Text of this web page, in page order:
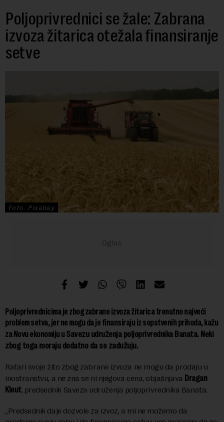
Poljoprivrednici se žale: Zabrana
izvoza žitarica otežala finansiranje
setve
Foto: Pixabay
Poljoprivrednicima je zbog zabrane izvoza žitarica trenutno najveći
problem setva, jer ne mogu da je finansiraju iz sopstvenih prihoda, kažu
za Novu ekonomiju u Savezu udruženja poljoprivrednika Banata. Neki
zbog toga moraju dodatno da sezadužuju.
Ratari svoje žito zbog zabrane izvoza ne mogu da prodaju u
inostranstvu, a ne zna se ni njegova cena, objašnjava Dragan
Kleut, predsednik Saveza udruženja poljoprivrednika Banata.
„Predsednik daje dozvole za izvoz, a mi ne možemo da